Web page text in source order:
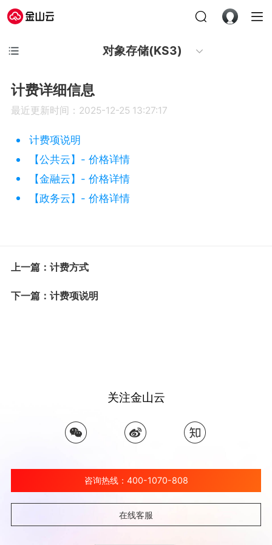
对象存储(KS3)
计费详细信息
最近更新时间：2025-12-25 13:27:17
计费项说明
【公共云】- 价格详情
【金融云】- 价格详情
【政务云】- 价格详情
上一篇：计费方式
下一篇：计费项说明
关注金山云
咨询热线：400-1070-808
在线客服